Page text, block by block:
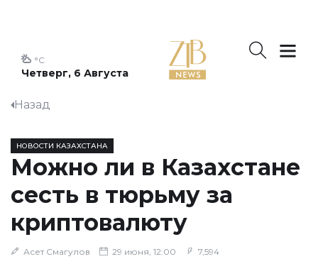
Четверг, 6 Августа
°C
Назад
НОВОСТИ КАЗАХСТАНА
Можно ли в Казахстане
сесть в тюрьму за
криптовалюту
Асет Смагулов 29 июня, 12:00 7,594